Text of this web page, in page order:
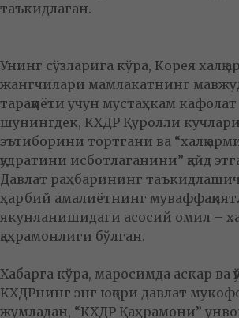
таъкидлаган.
Унинг сўзларига кўра, Корея халқ
жангчилари мамлакатнинг
тараққиёти учун мустаҳкам
шунингдек, КХДР Қуролли
эътиборини тортгани ва “халқ
қудратини исботлаганини” қайд
Давлат раҳбарининг
ҳарбий амалиётнинг
якунланишидаги асосий омил –
қаҳрамонлиги бўлган.
Хабарга кўра, маросимда аскар ва
КХДРнинг энг юқори давлат
жумладан, “КХДР Қаҳрамони”